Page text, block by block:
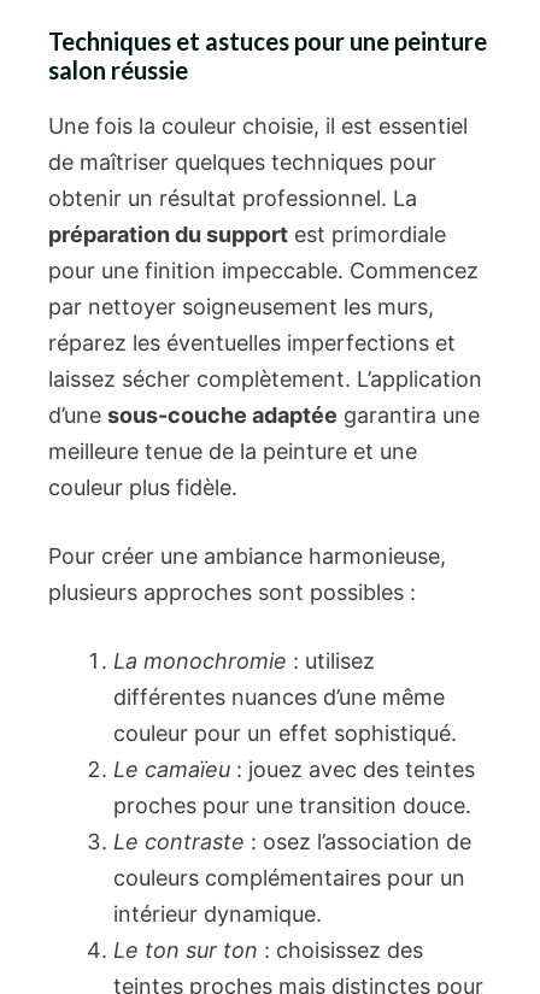
Techniques et astuces pour une peinture
salon réussie
Une fois la couleur choisie, il est essentiel
de maîtriser quelques techniques pour
obtenir un résultat professionnel. La
préparation du support est primordiale
pour une finition impeccable. Commencez
par nettoyer soigneusement les murs,
réparez les éventuelles imperfections et
laissez sécher complètement. L’application
d’une sous-couche adaptée garantira une
meilleure tenue de la peinture et une
couleur plus fidèle.
Pour créer une ambiance harmonieuse,
plusieurs approches sont possibles :
La monochromie : utilisez
différentes nuances d’une même
couleur pour un effet sophistiqué.
Le camaïeu : jouez avec des teintes
proches pour une transition douce.
Le contraste : osez l’association de
couleurs complémentaires pour un
intérieur dynamique.
Le ton sur ton : choisissez des
teintes proches mais distinctes pour